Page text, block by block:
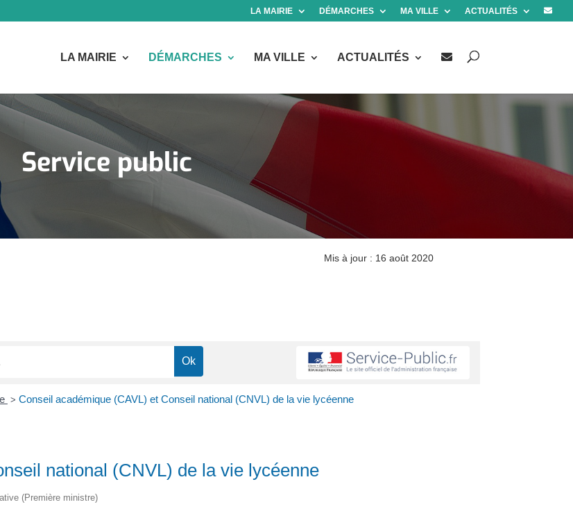
LA MAIRIE DÉMARCHES MA VILLE ACTUALITÉS
LA MAIRIE DÉMARCHES MA VILLE ACTUALITÉS
Service public
Mis à jour : 16 août 2020
> Conseil académique (CAVL) et Conseil national (CNVL) de la vie lycéenne
national (CNVL) de la vie lycéenne
(Première ministre)